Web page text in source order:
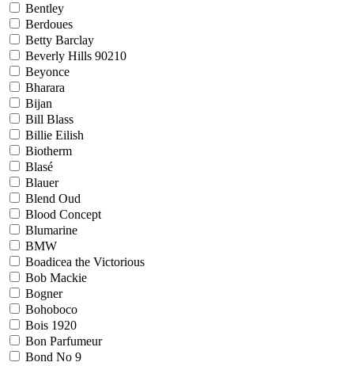
Bentley
Berdoues
Betty Barclay
Beverly Hills 90210
Beyonce
Bharara
Bijan
Bill Blass
Billie Eilish
Biotherm
Blasé
Blauer
Blend Oud
Blood Concept
Blumarine
BMW
Boadicea the Victorious
Bob Mackie
Bogner
Bohoboco
Bois 1920
Bon Parfumeur
Bond No 9